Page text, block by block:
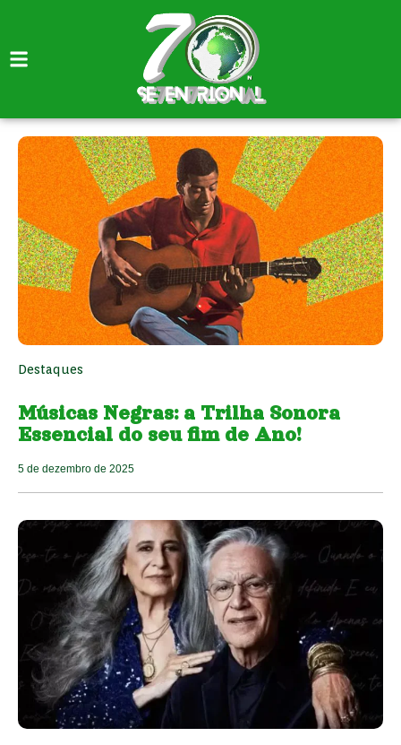
Destaques
Músicas Negras: a Trilha Sonora
Essencial do seu fim de Ano!
5 de dezembro de 2025